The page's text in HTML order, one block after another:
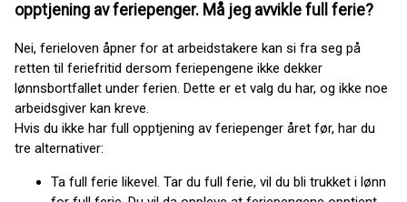
opptjening av feriepenger. Må jeg avvikle full ferie?
Nei, ferieloven åpner for at arbeidstakere kan si fra seg på
retten til feriefritid dersom feriepengene ikke dekker
lønnsbortfallet under ferien. Dette er et valg du har, og ikke noe
arbeidsgiver kan kreve.
Hvis du ikke har full opptjening av feriepenger året før, har du
tre alternativer:
Ta full ferie likevel. Tar du full ferie, vil du bli trukket i lønn